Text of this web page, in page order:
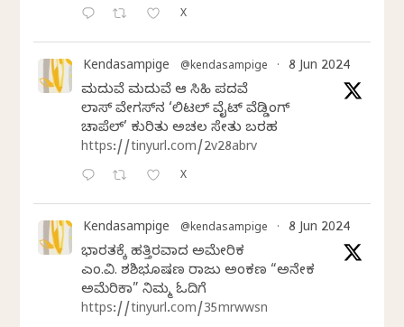
X
Kendasampige @kendasampige · 8 Jun 2024
ಮದುವೆ ಮದುವೆ ಆ ಸಿಹಿ ಪದವೆ
ಲಾಸ್‌ ವೇಗಸ್‌ನ ‘ಲಿಟಲ್ ವೈಟ್ ವೆಡ್ಡಿಂಗ್
ಚಾಪೆಲ್’ ಕುರಿತು ಅಚಲ ಸೇತು ಬರಹ
https://tinyurl.com/2v28abrv
X
Kendasampige @kendasampige · 8 Jun 2024
ಭಾರತಕ್ಕೆ ಹತ್ತಿರವಾದ ಅಮೇರಿಕ
ಎಂ.ವಿ. ಶಶಿಭೂಷಣ ರಾಜು ಅಂಕಣ “ಅನೇಕ
ಅಮೆರಿಕಾ” ನಿಮ್ಮ ಓದಿಗೆ
https://tinyurl.com/35mrwwsn